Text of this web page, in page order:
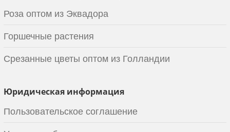
Роза оптом из Эквадора
Горшечные растения
Срезанные цветы оптом из Голландии
Юридическая информация
Пользовательское соглашение